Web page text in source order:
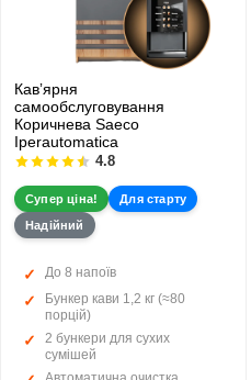
Кавʼярня
самообслуговування
Коричнева Saeco
Iperautomatica
4.8
Супер ціна!
Для старту
Надійний
До 8 напоїв
Бункер кави 1,2 кг (≈80
порцій)
2 бункери для сухих
сумішей